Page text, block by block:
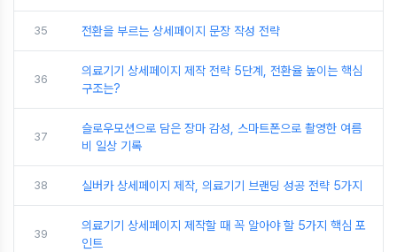
35 전환을 부르는 상세페이지 문장 작성 전략
36
의료기기 상세페이지 제작 전략 5단계, 전환율 높이는 핵심
구조는?
37
슬로우모션으로 담은 장마 감성, 스마트폰으로 촬영한 여름
비 일상 기록
38 실버카 상세페이지 제작, 의료기기 브랜딩 성공 전략 5가지
39
의료기기 상세페이지 제작할 때 꼭 알아야 할 5가지 핵심 포
인트